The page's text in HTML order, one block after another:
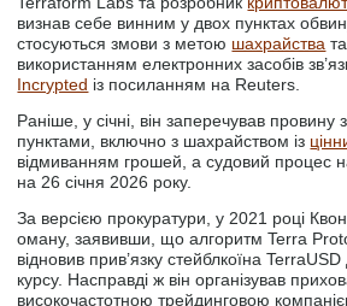
визнав себе винним у двох пунктах
стосуються змови з метою шахрайства
використанням електронних засобів
Incrypted із посиланням на Reuters.
Раніше, у січні, він заперечував провину
пунктами, включно з шахрайством із
відмиванням грошей, а судовий процес
на 26 січня 2026 року.
За версією прокуратури, у 2021 році Квон
оману, заявивши, що алгоритм Terra
відновив прив’язку стейблкоїна
курсу. Насправді ж він організував
високочастотною трейдинговою